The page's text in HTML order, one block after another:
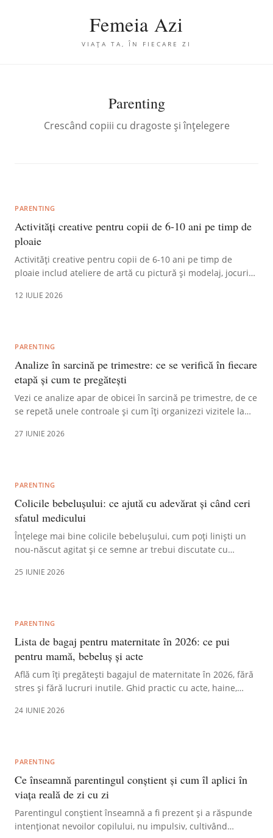
Femeia Azi
VIAȚA TA, ÎN FIECARE ZI
Parenting
Crescând copiii cu dragoste și înțelegere
PARENTING
Activități creative pentru copii de 6-10 ani pe timp de
ploaie
Activități creative pentru copii de 6-10 ani pe timp de
ploaie includ ateliere de artă cu pictură și modelaj, jocuri
simple și vânătoare de comori. Aceste opțiuni stimulează
12 IULIE 2026
PARENTING
Analize în sarcină pe trimestre: ce se verifică în fiecare
etapă și cum te pregătești
Vezi ce analize apar de obicei în sarcină pe trimestre, de ce
se repetă unele controale și cum îți organizezi vizitele la
27 IUNIE 2026
PARENTING
Colicile bebelușului: ce ajută cu adevărat și când ceri
sfatul medicului
Înțelege mai bine colicile bebelușului, cum poți liniști un
nou-născut agitat și ce semne ar trebui discutate cu
25 IUNIE 2026
PARENTING
Lista de bagaj pentru maternitate în 2026: ce pui
pentru mamă, bebeluș și acte
Află cum îți pregătești bagajul de maternitate în 2026, fără
stres și fără lucruri inutile. Ghid practic cu acte, haine,
24 IUNIE 2026
PARENTING
Ce înseamnă parentingul conștient și cum îl aplici în
viața reală de zi cu zi
Parentingul conștient înseamnă a fi prezent și a răspunde
intenționat nevoilor copilului, nu impulsiv, cultivând